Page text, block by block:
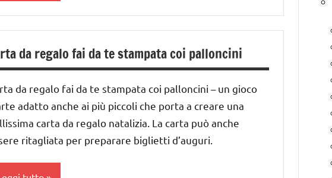
da regalo fai da te stampata coi palloncini
da regalo fai da te stampata coi palloncini – un gioco
adatto anche ai più piccoli che porta a creare una
carta da regalo natalizia. La carta può anche
ritagliata per preparare biglietti d’auguri.